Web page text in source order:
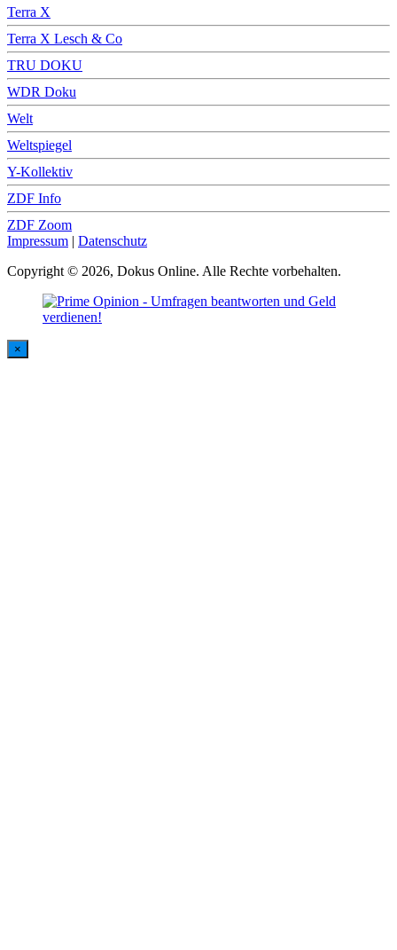
Terra X
Terra X Lesch & Co
TRU DOKU
WDR Doku
Welt
Weltspiegel
Y-Kollektiv
ZDF Info
ZDF Zoom
Impressum | Datenschutz
Copyright © 2026, Dokus Online. Alle Rechte vorbehalten.
×